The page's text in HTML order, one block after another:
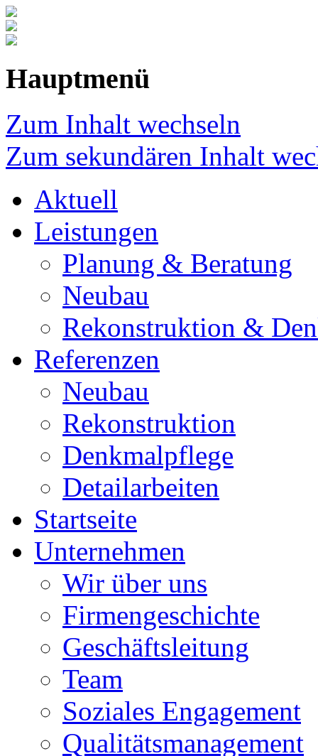
Hauptmenü
Zum Inhalt wechseln
Zum sekundären Inhalt
Aktuell
Leistungen
Planung & Beratung
Neubau
Rekonstruktion &
Referenzen
Neubau
Rekonstruktion
Denkmalpflege
Detailarbeiten
Startseite
Unternehmen
Wir über uns
Firmengeschichte
Geschäftsleitung
Team
Soziales Engagement
Qualitätsmanagement